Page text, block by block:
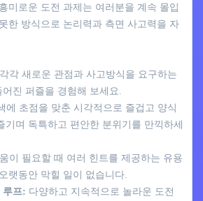
미로운 도전 과제는 여러분을 계속 몰입
한 방식으로 논리력과 측면 사고력을 자
각각 새로운 관점과 사고방식을 요구하는
진 퍼즐을 경험해 보세요.
에 초점을 맞춘 시각적으로 즐겁고 양식
기며 독특하고 편안한 분위기를 만끽하세
이 필요할 때 여러 힌트를 제공하는 유용
랫동안 막힐 일이 없습니다.
루프: 다양하고 지속적으로 놀라운 도전